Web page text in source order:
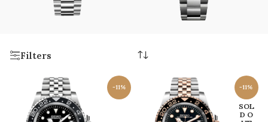
Filters
-11% -11%
SOL
D O